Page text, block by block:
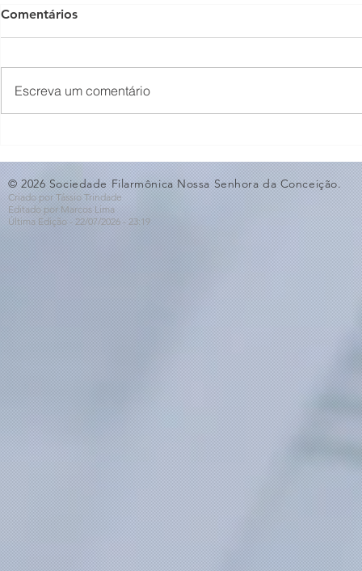
🎵🎶
ao Dia dos
Comentários
Escreva um comentário
© 2026 Sociedade Filarmônica Nossa Senhora da Conceição.
Criado por Tássio Trindade
Editado por Marcos Lima
Última Edição - 22/07/2026- 23:19